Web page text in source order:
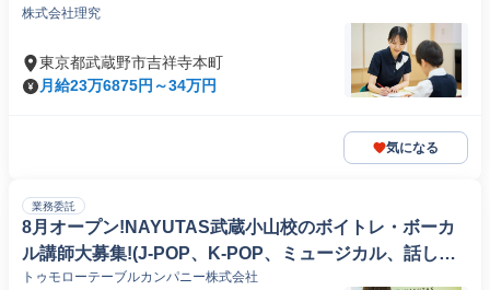
株式会社理究
東京都武蔵野市吉祥寺本町
月給23万6875円～34万円
気になる
業務委託
8月オープン!NAYUTAS武蔵小山校のボイトレ・ボーカ
ル講師大募集!(J-POP、K-POP、ミュージカル、話し
方、弾き語りetc)
トゥモローテーブルカンパニー株式会社